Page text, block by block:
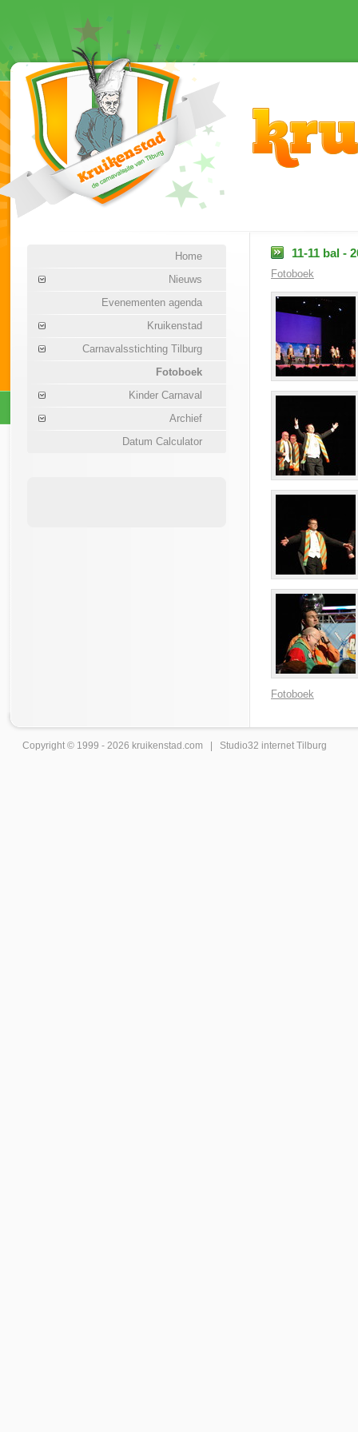
Home
Nieuws
Evenementen agenda
Kruikenstad
Carnavalsstichting Tilburg
Fotoboek
Kinder Carnaval
Archief
Datum Calculator
11-11 bal -
Fotoboek
Fotoboek
Copyright © 1999 - 2026 kruikenstad .com | Studio32 internet Tilburg